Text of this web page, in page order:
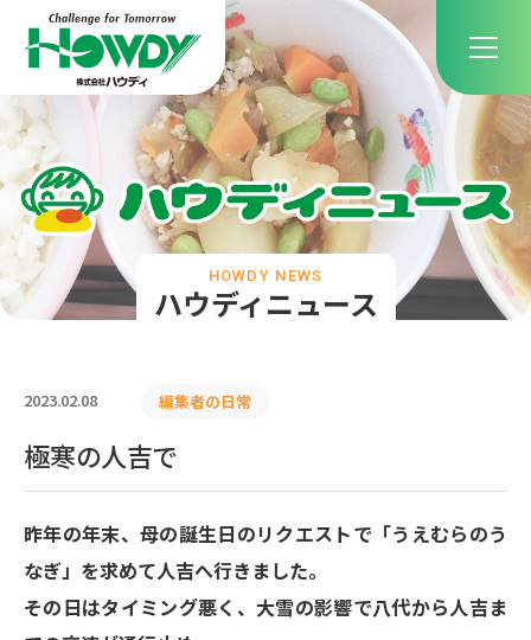
ハウディニュース
HOWDY NEWS
2023.02.08 編集者の日常
極寒の人吉で
昨年の年末、母の誕生日のリクエストで「うえむらのう
なぎ」を求めて人吉へ行きました。
その日はタイミング悪く、大雪の影響で八代から人吉ま